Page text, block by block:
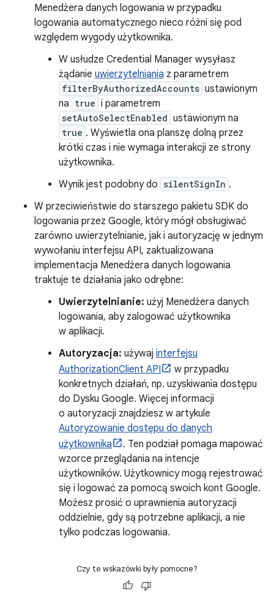
Menedżera danych logowania w przypadku
logowania automatycznego nieco różni się pod
względem wygody użytkownika.
W usłudze Credential Manager wysyłasz
żądanie uwierzytelniania z parametrem
filterByAuthorizedAccounts ustawionym
na true i parametrem
setAutoSelectEnabled ustawionym na
true . Wyświetla ona planszę dolną przez
krótki czas i nie wymaga interakcji ze strony
użytkownika.
Wynik jest podobny do silentSignIn .
W przeciwieństwie do starszego pakietu SDK do
logowania przez Google, który mógł obsługiwać
zarówno uwierzytelnianie, jak i autoryzację w jednym
wywołaniu interfejsu API, zaktualizowana
implementacja Menedżera danych logowania
traktuje te działania jako odrębne:
Uwierzytelnianie: użyj Menedżera danych
logowania, aby zalogować użytkownika
w aplikacji.
Autoryzacja: używaj interfejsu
AuthorizationClient API
w przypadku
konkretnych działań, np. uzyskiwania dostępu
do Dysku Google. Więcej informacji
o autoryzacji znajdziesz w artykule
Autoryzowanie dostępu do danych
użytkownika
. Ten podział pomaga mapować
wzorce przeglądania na intencje
użytkowników. Użytkownicy mogą rejestrować
się i logować za pomocą swoich kont Google.
Możesz prosić o uprawnienia autoryzacji
oddzielnie, gdy są potrzebne aplikacji, a nie
tylko podczas logowania.
Czy te wskazówki były pomocne?